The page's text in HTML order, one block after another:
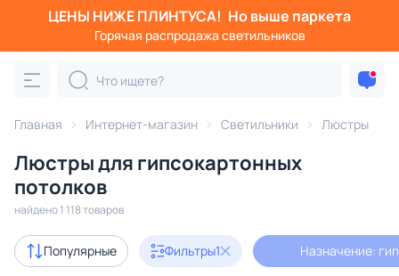
ЦЕНЫ НИЖЕ ПЛИНТУСА! Но выше паркета
Горячая распродажа светильников
Главная Интернет-магазин Светильники Люстры
Люстры для гипсокартонных
потолков
найдено 1 118 товаров
Популярные Фильтры1 Назначение:
Фильтры
Категория:
подвесные потолочные светодиодные
Акции 146
с 3D-моделями 284